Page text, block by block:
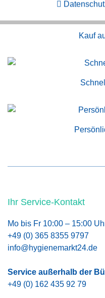
Kauf
Ihr Service-Kontakt
Mo bis Fr 10:00 – 15:00
+49 (0) 365 8355 9797
info@hygienemarkt24.de
Service außerhalb der
+49 (0) 162 435 92 79